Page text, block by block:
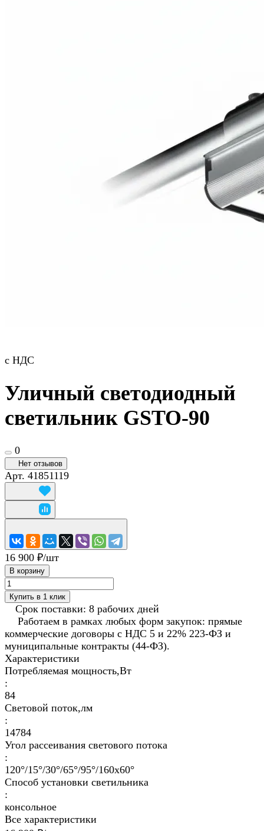
с НДС
Уличный светодиодный
светильник GSTO-90
0
Нет отзывов
Арт. 41851119
16 900 ₽/шт
В корзину
Купить в 1 клик
Срок поставки: 8 рабочих дней
Работаем в рамках любых форм закупок: прямые
коммерческие договоры с НДС 5 и 22% 223-ФЗ и
муниципальные контракты (44-ФЗ).
Характеристики
Потребляемая мощность,Вт
:
84
Световой поток,лм
:
14784
Угол рассеивания светового потока
:
120°/15°/30°/65°/95°/160х60°
Способ установки светильника
:
консольное
Все характеристики